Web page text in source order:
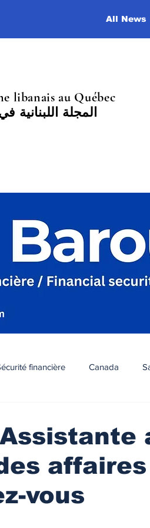
All News
libanais au Québec
المجلة اللبنانية
financière Canada
Alberta Économie
vous